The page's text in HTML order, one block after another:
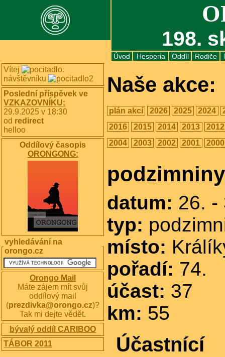
198.
Úvod Hesperia Oddíl Rodiče
Vítej
.
návštěvníku
Poslední příspěvek ve
VZKAZOVNÍKU:
29.9.2025 v 18:30
od redirect
helloo
Oddílový časopis
ORONGONG:
vyhledávání na
orongo.cz
Orongo Mail
Máte zájem mít svůj
oddílový mail
(prezdivka@orongo.cz)?
Tak mi dejte vědět.
bývalý oddíl CARIBOO
TÁBOR 2011
Naše akce:
plán akcí 2026 2025 2024
2016
2015 2014 2013
2012
2004
2003 2002 2001 2000
podzimniny
datum: 26. -
typ:
místo:
pořadí: 74.
účast: 37
km: 55
Účastnící